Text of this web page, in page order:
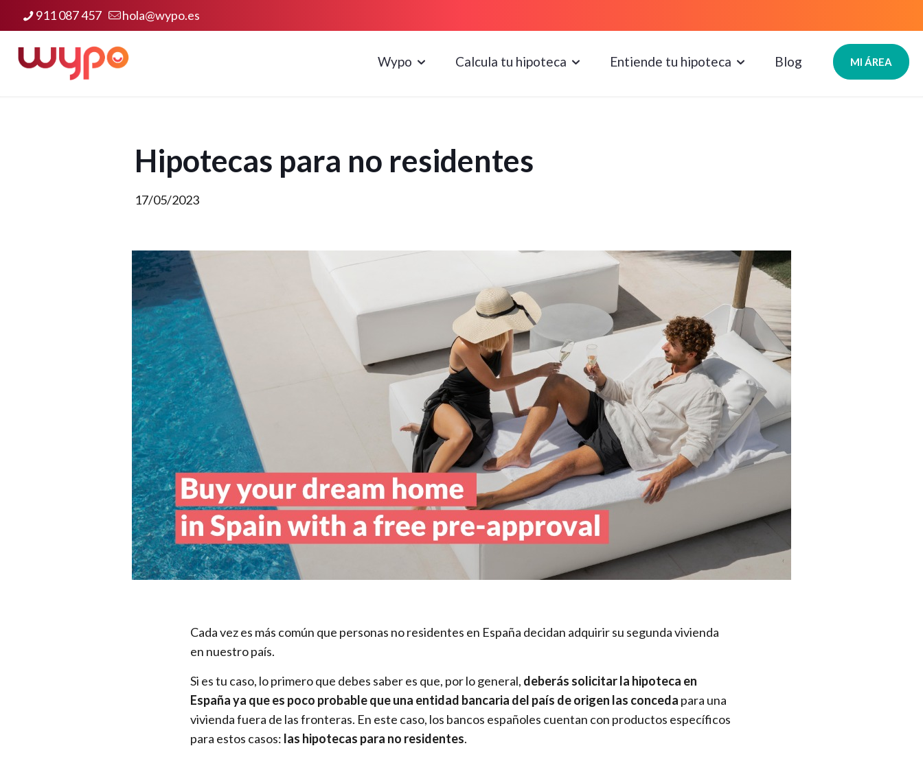
911 087 457 hola@wypo.es
Wypo Calcula tu hipoteca Entiende tu hipoteca Blog MI ÁREA
Hipotecas para no residentes
17/05/2023
Cada vez es más común que personas no residentes en España decidan adquirir su segunda vivienda
en nuestro país.
Si es tu caso, lo primero que debes saber es que, por lo general, deberás solicitar la hipoteca en
España ya que es poco probable que una entidad bancaria del país de origen las conceda para una
vivienda fuera de las fronteras. En este caso, los bancos españoles cuentan con productos específicos
para estos casos: las hipotecas para no residentes.